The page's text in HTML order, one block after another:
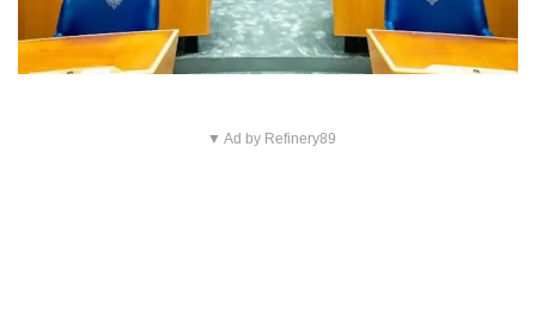
▼ Ad by Refinery89